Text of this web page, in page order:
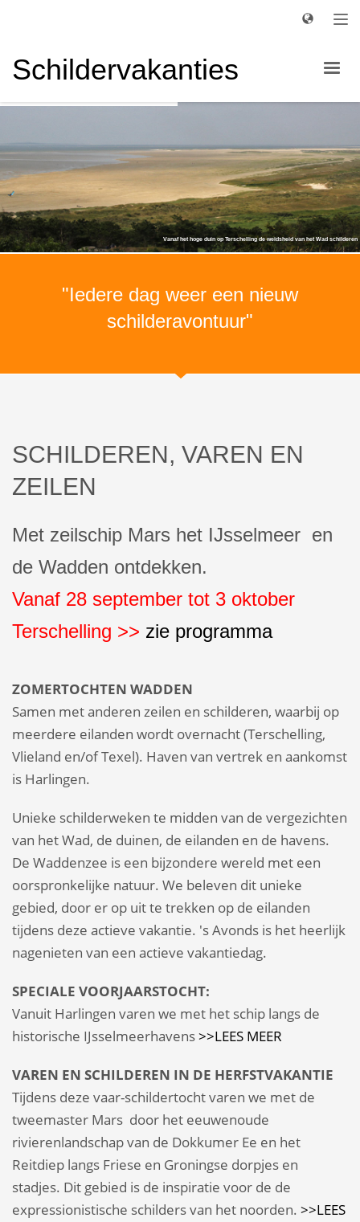
Schildervakanties
"Iedere dag weer een nieuw
schilderavontuur"
SCHILDEREN, VAREN EN
ZEILEN
Met zeilschip Mars het IJsselmeer en
de Wadden ontdekken.
Vanaf 28 september tot 3 oktober
Terschelling >> zie programma
ZOMERTOCHTEN WADDEN
Samen met anderen zeilen en schilderen, waarbij op
meerdere eilanden wordt overnacht (Terschelling,
Vlieland en/of Texel). Haven van vertrek en aankomst
is Harlingen.
Unieke schilderweken te midden van de vergezichten
van het Wad, de duinen, de eilanden en de havens.
De Waddenzee is een bijzondere wereld met een
oorspronkelijke natuur. We beleven dit unieke
gebied, door er op uit te trekken op de eilanden
tijdens deze actieve vakantie. 's Avonds is het heerlijk
nagenieten van een actieve vakantiedag.
SPECIALE VOORJAARSTOCHT:
Vanuit Harlingen varen we met het schip langs de
historische IJsselmeerhavens>>LEES MEER
VAREN EN SCHILDEREN IN DE HERFSTVAKANTIE
Tijdens deze vaar-schildertocht varen we met de
tweemaster Mars door het eeuwenoude
rivierenlandschap van de Dokkumer Ee en het
Reitdiep langs Friese en Groningse dorpjes en
stadjes. Dit gebied is de inspiratie voor de de
expressionistische schilders van het noorden. >>LEES